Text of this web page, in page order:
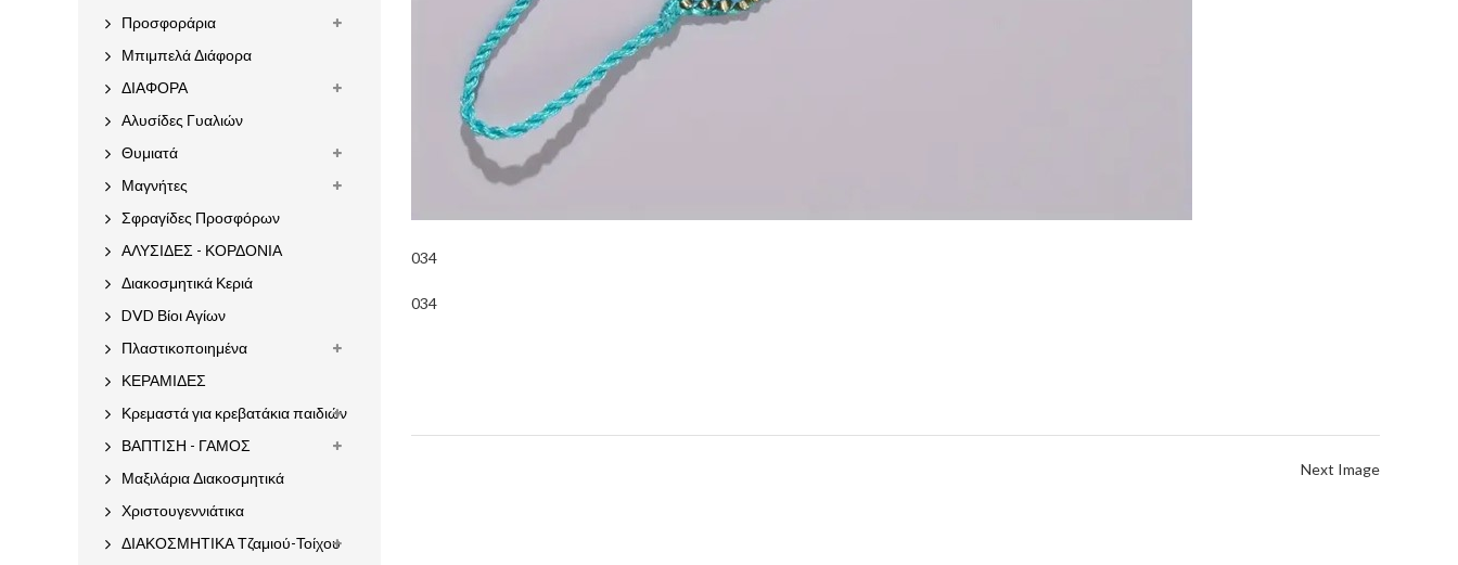
034
034
Next Image
Προσφοράρια
Μπιμπελά Διάφορα
ΔΙΑΦΟΡΑ
Αλυσίδες Γυαλιών
Θυμιατά
Μαγνήτες
Σφραγίδες Προσφόρων
ΑΛΥΣΙΔΕΣ - ΚΟΡΔΟΝΙΑ
Διακοσμητικά Κεριά
DVD Βίοι Αγίων
Πλαστικοποιημένα
ΚΕΡΑΜΙΔΕΣ
Κρεμαστά για κρεβατάκια παιδιών
ΒΑΠΤΙΣΗ - ΓΑΜΟΣ
Μαξιλάρια Διακοσμητικά
Χριστουγεννιάτικα
ΔΙΑΚΟΣΜΗΤΙΚΑ Τζαμιού-Τοίχου